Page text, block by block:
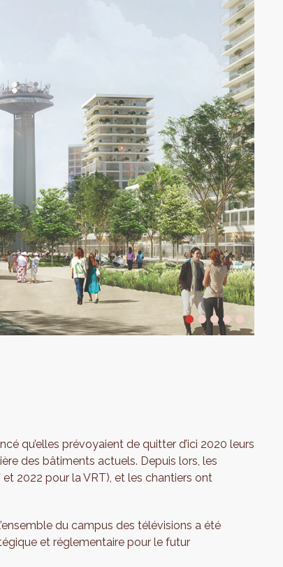
qu’elles prévoyaient de quitter d’ici 2020 leurs
des bâtiments actuels. Depuis lors, les
2022 pour la VRT), et les chantiers ont
du campus des télévisions a été
et réglementaire pour le futur